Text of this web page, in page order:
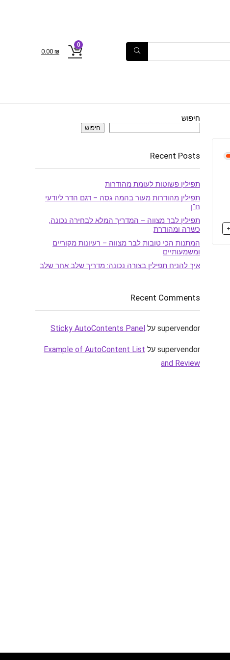
0
0.00 ₪
חיפוש
חיפוש
Recent Posts
תפילין פשוטות לעומת מהודרות
תפילין מהודרות מעור בהמה גסה – דגם הדר ליודעי
ח"ן
תפילין לבר מצווה – המדריך המלא לבחירה נכונה,
כשרה ומהודרת
המתנות הכי טובות לבר מצווה – רעיונות מקוריים
ומשמעותיים
איך להניח תפילין בצורה נכונה: מדריך שלב אחר שלב
Recent Comments
supervendor על Sticky AutoContents Panel
supervendor על Example of AutoContent List
and Review